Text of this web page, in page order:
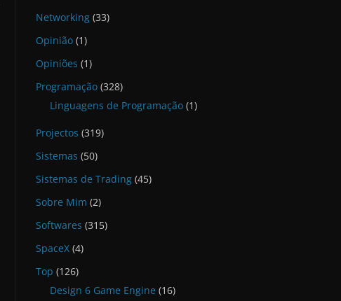
Networking (33)
Opinião (1)
Opiniões (1)
Programação (328)
Linguagens de Programação (1)
Projectos (319)
Sistemas (50)
Sistemas de Trading (45)
Sobre Mim (2)
Softwares (315)
SpaceX (4)
Top (126)
Design 6 Game Engine (16)